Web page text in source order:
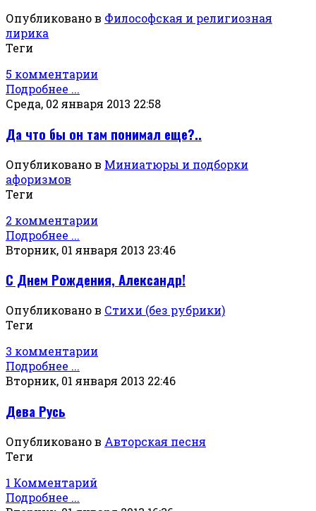
Опубликовано в Философская и религиозная
лирика
Теги
5 комментарии
Подробнее ...
Среда, 02 января 2013 22:58
Да что бы он там понимал еще?..
Опубликовано в Миниатюры и подборки
афоризмов
Теги
2 комментарии
Подробнее ...
Вторник, 01 января 2013 23:46
С Днем Рождения, Александр!
Опубликовано в Стихи (без рубрики)
Теги
3 комментарии
Подробнее ...
Вторник, 01 января 2013 22:46
Дева Русь
Опубликовано в Авторская песня
Теги
1 Комментарий
Подробнее ...